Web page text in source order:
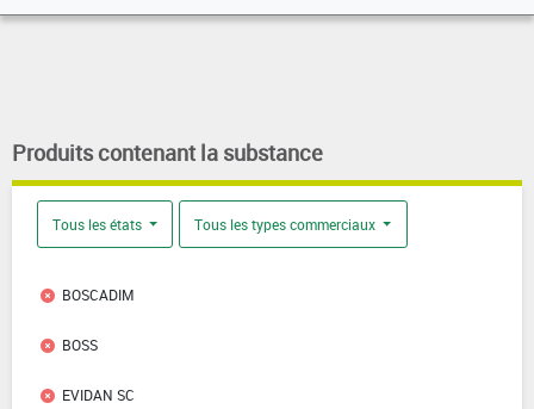
Produits contenant la substance
Tous les états Tous les types commerciaux
BOSCADIM
BOSS
EVIDAN SC